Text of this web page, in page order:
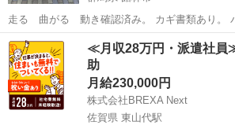
走る 曲がる 動き確認済み。 カギ書類あり。
ん、セル始動確認済み。 キック始動も確認済み
す。 現状渡しです。 現車確認してからご購入お
群馬 館林市 その他
≪月収28万円・派遣社員
助
月給230,000円
株式会社BREXA Next
佐賀県 東山代駅